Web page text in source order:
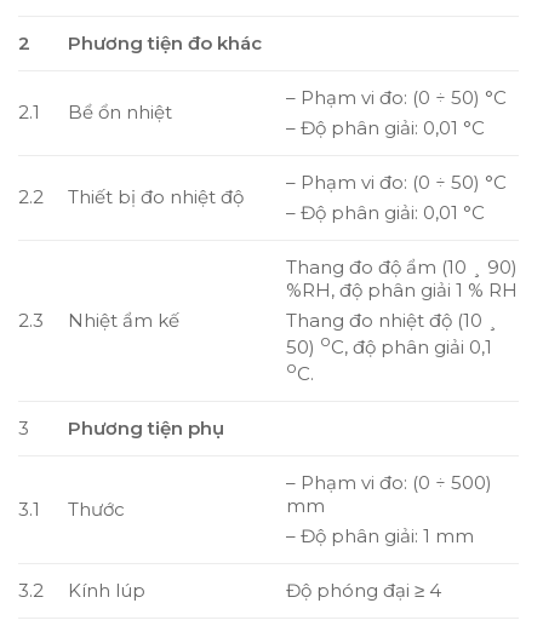
2 Phương tiện đo khác
2.1 Bể ổn nhiệt
– Phạm vi đo: (0 ÷ 50) °C
– Độ phân giải: 0,01 °C
2.2 Thiết bị đo nhiệt độ
– Phạm vi đo: (0 ÷ 50) °C
– Độ phân giải: 0,01 °C
2.3 Nhiệt ẩm kế
Thang đo độ ẩm (10 ¸ 90)
%RH, độ phân giải 1 % RH
Thang đo nhiệt độ (10 ¸
50) oC, độ phân giải 0,1
oC.
3 Phương tiện phụ
3.1 Thước
– Phạm vi đo: (0 ÷ 500)
mm
– Độ phân giải: 1 mm
3.2 Kính lúp Độ phóng đại ≥ 4